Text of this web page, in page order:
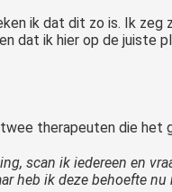
ik dat dit zo is. Ik zeg
dat ik hier op de juiste
therapeuten die het
scan ik iedereen en
heb ik deze behoefte nu